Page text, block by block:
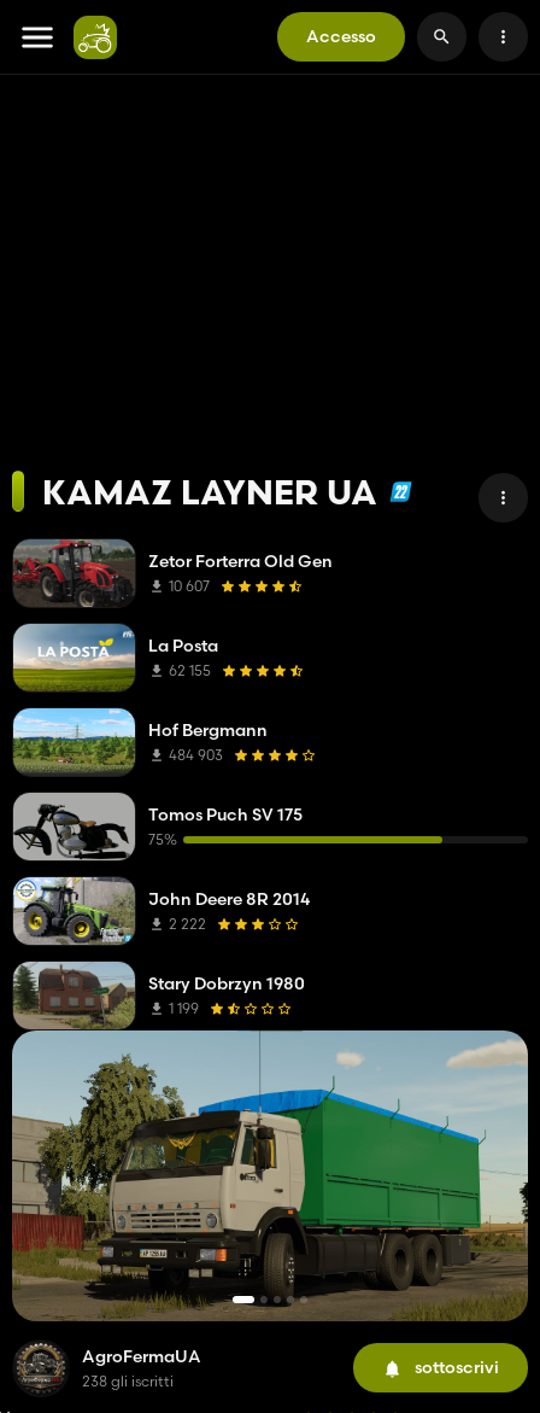
Accesso
KAMAZ LAYNER UA
AgroFermaUA
238 gli iscritti
sottoscrivi
Zetor Forterra Old Gen
10 607
La Posta
62 155
Hof Bergmann
484 903
Tomos Puch SV 175
75%
John Deere 8R 2014
2 222
Stary Dobrzyn 1980
1 199